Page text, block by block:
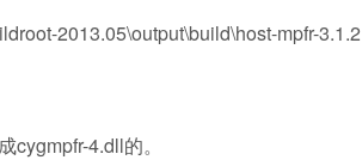
2013.05\output\build\host-mpfr-3.1.2
4.dll的。